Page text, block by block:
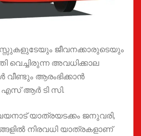
ജീവനക്കാരുടെയും
വെച്ചിരുന്ന അവധിക്കാല
ആരംഭിക്കാൻ
എസ് ആർ ടി സി.
യാത്രയടക്കം ജനുവരി,
നിരവധി യാത്രകളാണ്